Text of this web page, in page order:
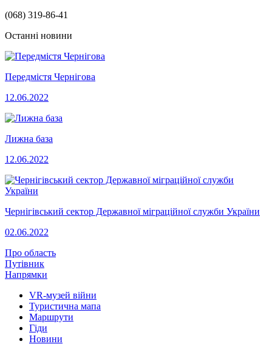
(068) 319-86-41
Останні новини
Передмістя Чернігова
12.06.2022
Лижна база
12.06.2022
Чернігівський сектор Державної міграційної служби України
02.06.2022
Про область
Путівник
Напрямки
VR-музей війни
Туристична мапа
Маршрути
Гіди
Новини